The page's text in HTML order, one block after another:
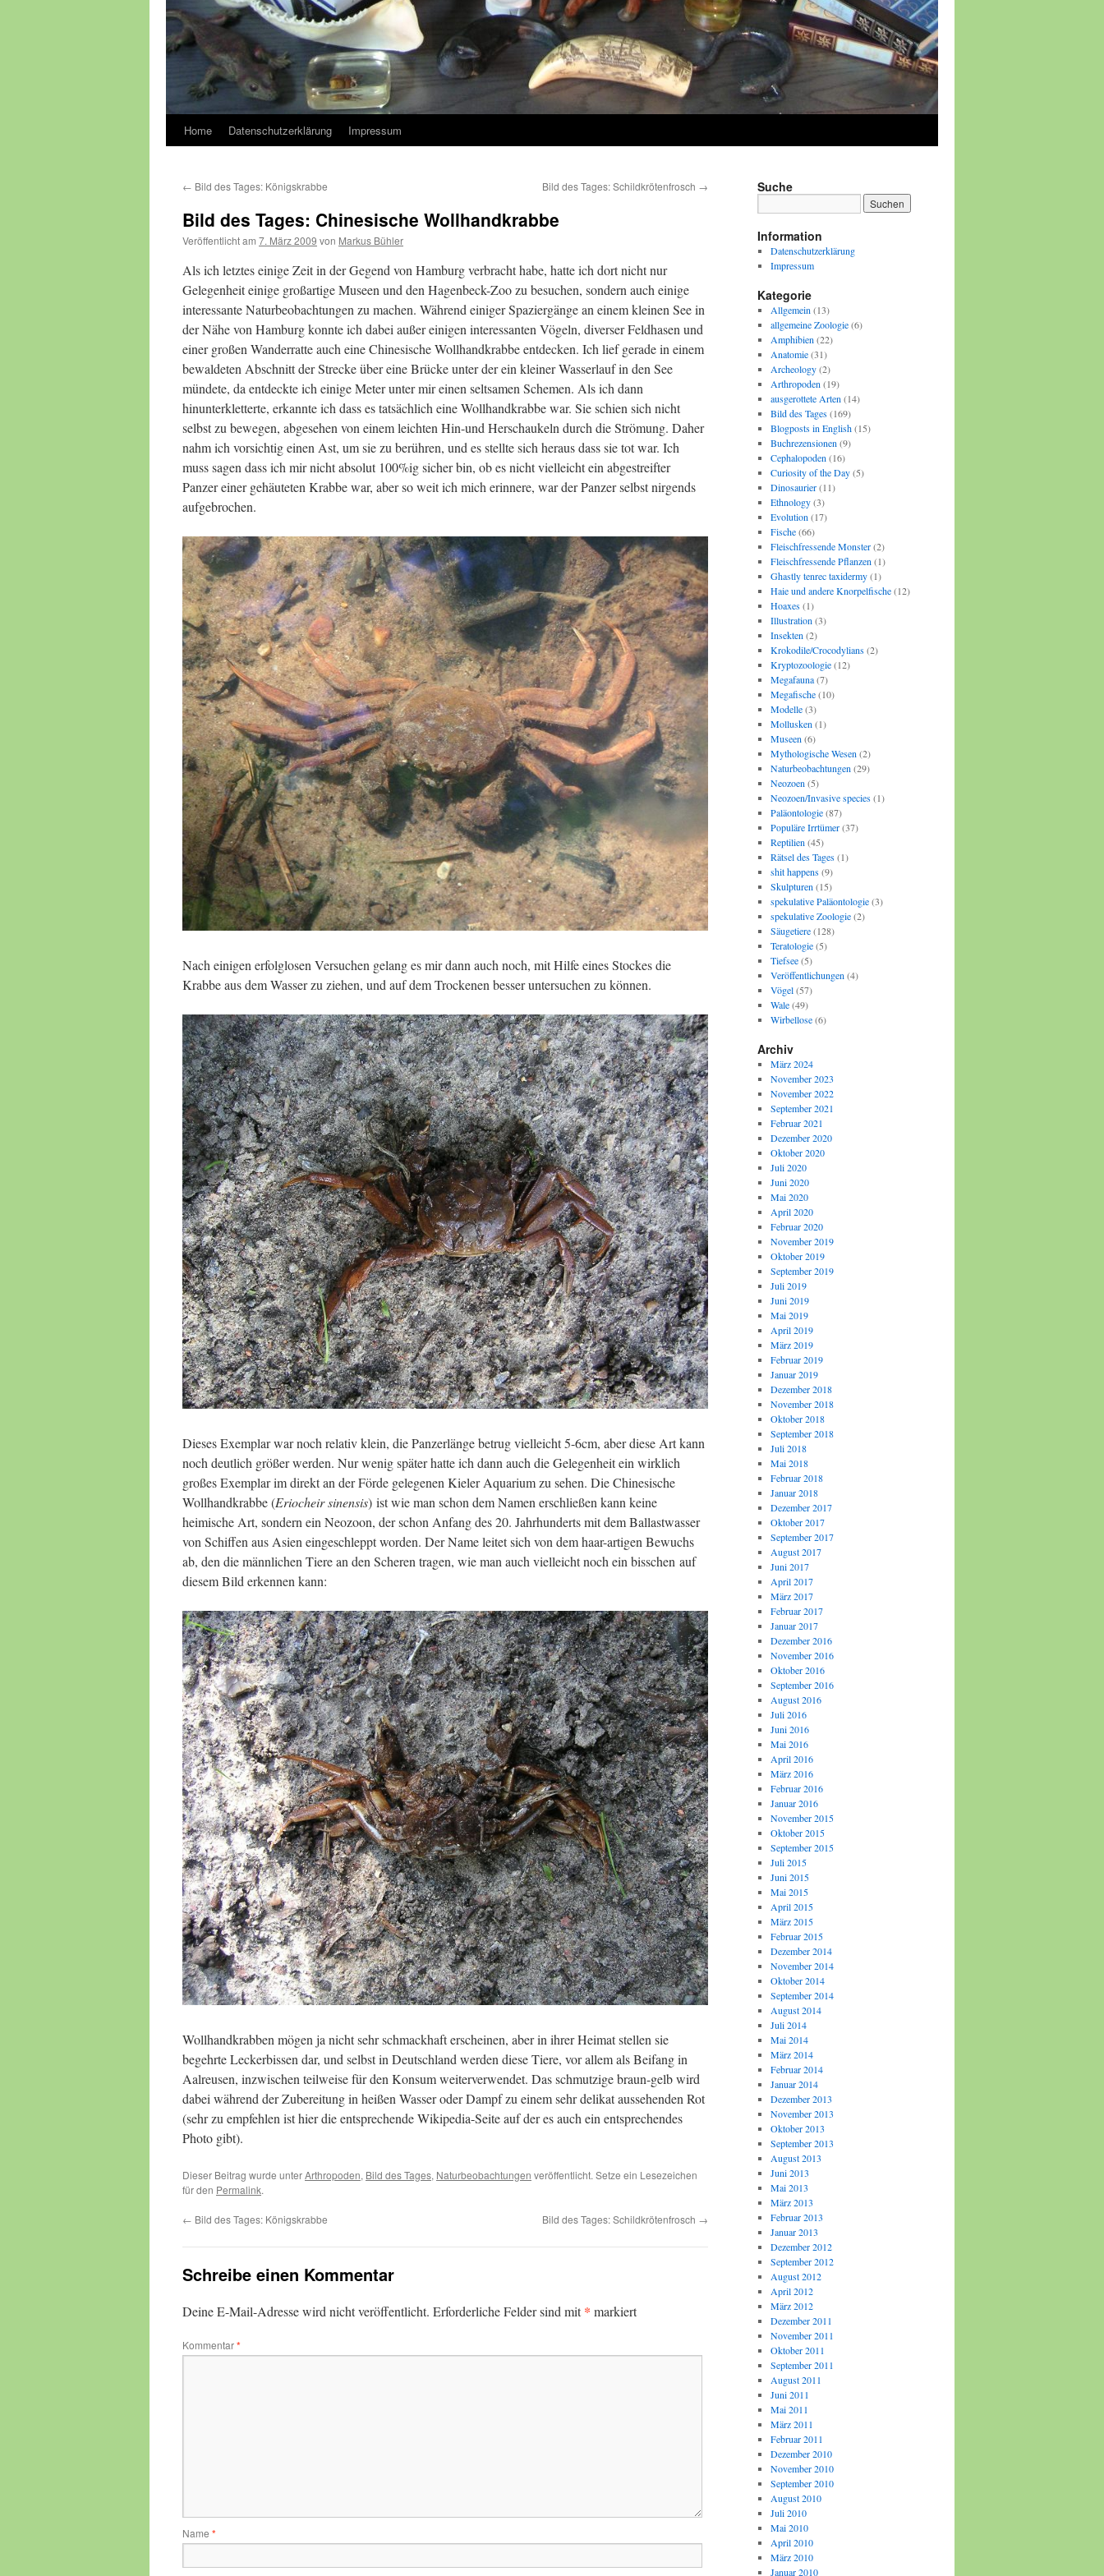
Home Datenschutzerklärung Impressum
← Bild des Tages: Königskrabbe Bild des Tages: Schildkrötenfrosch →
Bild des Tages: Chinesische Wollhandkrabbe
Veröffentlicht am 7. März 2009 von Markus Bühler
Als ich letztes einige Zeit in der Gegend von Hamburg verbracht habe, hatte ich dort nicht nur
Gelegenheit einige großartige Museen und den Hagenbeck-Zoo zu besuchen, sondern auch einige
interessante Naturbeobachtungen zu machen. Während einiger Spaziergänge an einem kleinen See in
der Nähe von Hamburg konnte ich dabei außer einigen interessanten Vögeln, diverser Feldhasen und
einer großen Wanderratte auch eine Chinesische Wollhandkrabbe entdecken. Ich lief gerade in einem
bewaldeten Abschnitt der Strecke über eine Brücke unter der ein kleiner Wasserlauf in den See
mündete, da entdeckte ich einige Meter unter mir einen seltsamen Schemen. Als ich dann
hinunterkletterte, erkannte ich dass es tatsächlich eine Wollhandkrabbe war. Sie schien sich nicht
selbst zu bewegen, abgesehen von einem leichten Hin-und Herschaukeln durch die Strömung. Daher
nahm ich vorsichtig einen Ast, um sie zu berühren, und es stellte sich heraus dass sie tot war. Ich
muss sagen dass ich mir nicht absolut 100%ig sicher bin, ob es nicht vielleicht ein abgestreifter
Panzer einer gehäuteten Krabbe war, aber so weit ich mich erinnere, war der Panzer selbst nirgends
aufgebrochen.
Nach einigen erfolglosen Versuchen gelang es mir dann auch noch, mit Hilfe eines Stockes die
Krabbe aus dem Wasser zu ziehen, und auf dem Trockenen besser untersuchen zu können.
Dieses Exemplar war noch relativ klein, die Panzerlänge betrug vielleicht 5-6cm, aber diese Art kann
noch deutlich größer werden. Nur wenig später hatte ich dann auch die Gelegenheit ein wirklich
großes Exemplar im direkt an der Förde gelegenen Kieler Aquarium zu sehen. Die Chinesische
Wollhandkrabbe (Eriocheir sinensis) ist wie man schon dem Namen erschließen kann keine
heimische Art, sondern ein Neozoon, der schon Anfang des 20. Jahrhunderts mit dem Ballastwasser
von Schiffen aus Asien eingeschleppt worden. Der Name leitet sich von dem haar-artigen Bewuchs
ab, den die männlichen Tiere an den Scheren tragen, wie man auch vielleicht noch ein bisschen auf
diesem Bild erkennen kann:
Wollhandkrabben mögen ja nicht sehr schmackhaft erscheinen, aber in ihrer Heimat stellen sie
begehrte Leckerbissen dar, und selbst in Deutschland werden diese Tiere, vor allem als Beifang in
Aalreusen, inzwischen teilweise für den Konsum weiterverwendet. Das schmutzige braun-gelb wird
dabei während der Zubereitung in heißen Wasser oder Dampf zu einem sehr delikat aussehenden Rot
(sehr zu empfehlen ist hier die entsprechende Wikipedia-Seite auf der es auch ein entsprechendes
Photo gibt).
Dieser Beitrag wurde unterArthropoden, Bild des Tages, Naturbeobachtungen veröffentlicht. Setze ein Lesezeichen
für den Permalink.
← Bild des Tages: Königskrabbe Bild des Tages: Schildkrötenfrosch →
Schreibe einen Kommentar
Deine E-Mail-Adresse wird nicht veröffentlicht. Erforderliche Felder sind mit* markiert
Kommentar*
Name *
Suche
Information
Datenschutzerklärung
Impressum
Kategorie
Allgemein (13)
allgemeine Zoologie(6)
Amphibien (22)
Anatomie(31)
Archeology(2)
Arthropoden (19)
ausgerottete Arten (14)
Bild des Tages(169)
Blogposts in English(15)
Buchrezensionen (9)
Cephalopoden (16)
Curiosity of the Day(5)
Dinosaurier(11)
Ethnology(3)
Evolution (17)
Fische(66)
Fleischfressende Monster(2)
Fleischfressende Pflanzen (1)
Ghastly tenrec taxidermy(1)
Haie und andere Knorpelfische(12)
Hoaxes(1)
Illustration (3)
Insekten (2)
Krokodile/Crocodylians(2)
Kryptozoologie(12)
Megafauna(7)
Megafische(10)
Modelle(3)
Mollusken (1)
Museen (6)
Mythologische Wesen (2)
Naturbeobachtungen (29)
Neozoen (5)
Neozoen/Invasive species(1)
Paläontologie(87)
Populäre Irrtümer(37)
Reptilien (45)
Rätsel des Tages(1)
shit happens(9)
Skulpturen (15)
spekulative Paläontologie(3)
spekulative Zoologie(2)
Säugetiere(128)
Teratologie(5)
Tiefsee(5)
Veröffentlichungen (4)
Vögel(57)
Wale(49)
Wirbellose(6)
Archiv
März 2024
November 2023
November 2022
September 2021
Februar 2021
Dezember 2020
Oktober 2020
Juli 2020
Juni 2020
Mai 2020
April 2020
Februar 2020
November 2019
Oktober 2019
September 2019
Juli 2019
Juni 2019
Mai 2019
April 2019
März 2019
Februar 2019
Januar 2019
Dezember 2018
November 2018
Oktober 2018
September 2018
Juli 2018
Mai 2018
Februar 2018
Januar 2018
Dezember 2017
Oktober 2017
September 2017
August 2017
Juni 2017
April 2017
März 2017
Februar 2017
Januar 2017
Dezember 2016
November 2016
Oktober 2016
September 2016
August 2016
Juli 2016
Juni 2016
Mai 2016
April 2016
März 2016
Februar 2016
Januar 2016
November 2015
Oktober 2015
September 2015
Juli 2015
Juni 2015
Mai 2015
April 2015
März 2015
Februar 2015
Dezember 2014
November 2014
Oktober 2014
September 2014
August 2014
Juli 2014
Mai 2014
März 2014
Februar 2014
Januar 2014
Dezember 2013
November 2013
Oktober 2013
September 2013
August 2013
Juni 2013
Mai 2013
März 2013
Februar 2013
Januar 2013
Dezember 2012
September 2012
August 2012
April 2012
März 2012
Dezember 2011
November 2011
Oktober 2011
September 2011
August 2011
Juni 2011
Mai 2011
März 2011
Februar 2011
Dezember 2010
November 2010
September 2010
August 2010
Juli 2010
Mai 2010
April 2010
März 2010
Januar 2010